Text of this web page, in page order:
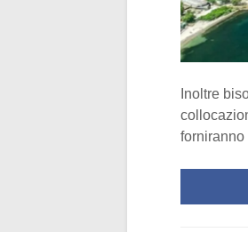
Inoltre
forniranno